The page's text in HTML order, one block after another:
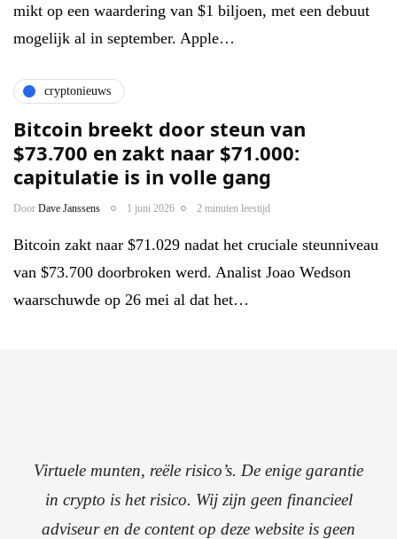
mikt op een waardering van $1 biljoen, met een debuut
mogelijk al in september. Apple…
cryptonieuws
Bitcoin breekt door steun van
$73.700 en zakt naar $71.000:
capitulatie is in volle gang
Door Dave Janssens 1 juni 2026 2 minuten leestijd
Bitcoin zakt naar $71.029 nadat het cruciale steunniveau
van $73.700 doorbroken werd. Analist Joao Wedson
waarschuwde op 26 mei al dat het…
Virtuele munten, reële risico’s. De enige garantie
in crypto is het risico. Wij zijn geen financieel
adviseur en de content op deze website is geen